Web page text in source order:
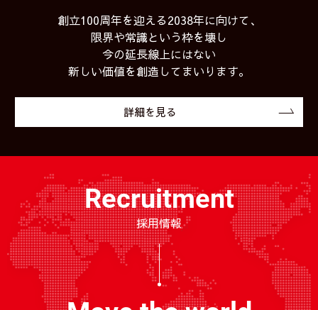
創立100周年を迎える2038年に向けて、
限界や常識という枠を壊し
今の延長線上にはない
新しい価値を創造してまいります。
詳細を見る
Recruitment
採用情報